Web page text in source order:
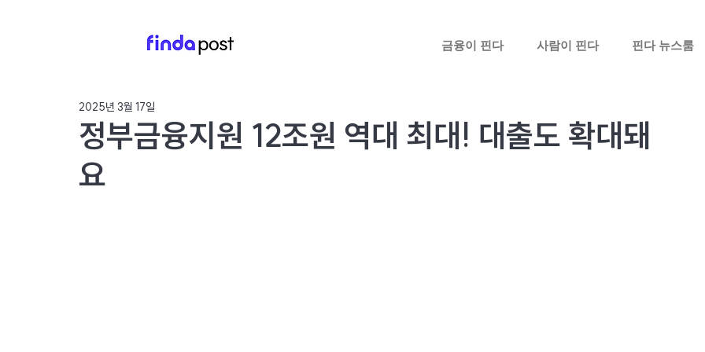
금융이 핀다 사람이 핀다 핀다 뉴스룸
정부금융지원 12조원 역대 최대! 대출도 확대돼
요
2025년 3월 17일